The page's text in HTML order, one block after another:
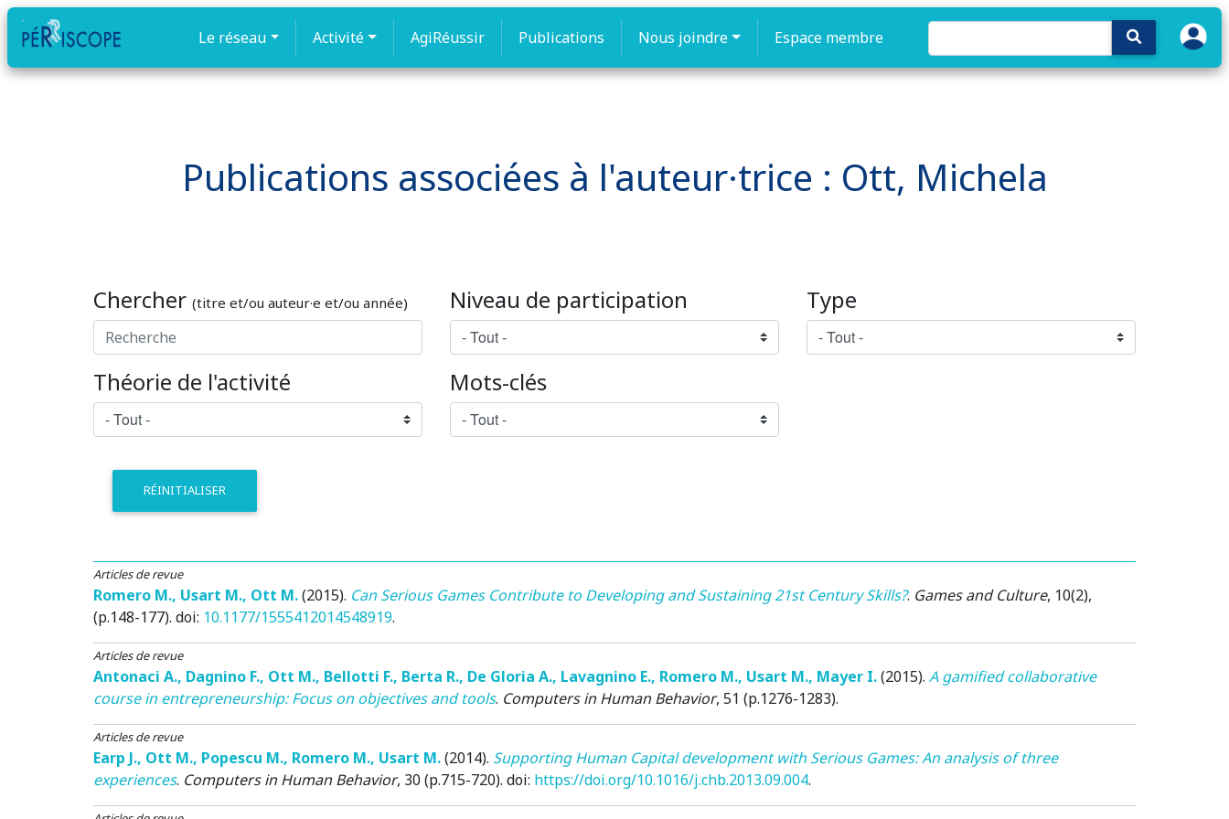
Le réseau Activité AgiRéussir Publications Nous joindre Espace membre
Publications associées à l'auteur·trice : Ott, Michela
Chercher (titre et/ou auteur·e et/ou année) Niveau de participation Type
Théorie de l'activité Mots-clés
RÉINITIALISER
Articles de revue
Romero M., Usart M., Ott M.(2015). Can Serious Games Contribute to Developing and Sustaining 21st Century Skills?. Games and Culture, 10(2),
(p.148-177). doi: 10.1177/1555412014548919.
Articles de revue
Antonaci A., Dagnino F., Ott M., Bellotti F., Berta R., De Gloria A., Lavagnino E., Romero M., Usart M., Mayer I.(2015). A gamified collaborative
course in entrepreneurship: Focus on objectives and tools. Computers in Human Behavior, 51 (p.1276-1283).
Articles de revue
Earp J., Ott M., Popescu M., Romero M., Usart M.(2014). Supporting Human Capital development with Serious Games: An analysis of three
experiences. Computers in Human Behavior, 30 (p.715-720). doi: https://doi.org/10.1016/j.chb.2013.09.004.